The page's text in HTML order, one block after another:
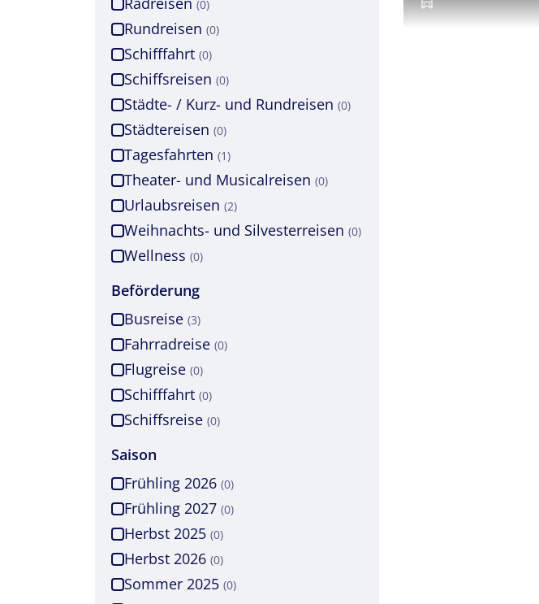
(0)
Rundreisen (0)
Schifffahrt (0)
Schiffsreisen (0)
Städte- / Kurz- und Rundreisen (0)
Städtereisen (0)
Tagesfahrten (1)
Theater- und Musicalreisen (0)
Urlaubsreisen (2)
Weihnachts- und Silvesterreisen (0)
Wellness (0)
Beförderung
Busreise (3)
Fahrradreise (0)
Flugreise (0)
Schifffahrt (0)
Schiffsreise (0)
Saison
Frühling 2026 (0)
Frühling 2027 (0)
Herbst 2025 (0)
Herbst 2026 (0)
Sommer 2025 (0)